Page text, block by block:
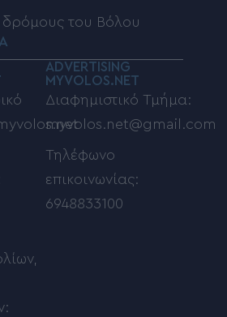
δρόμους του Βόλου
ADVERTISING
MYVOLOS.NET
Διαφημιστικό Τμήμα:
myvolos.net@gmail.com
Τηλέφωνο
επικοινωνίας:
6948833100